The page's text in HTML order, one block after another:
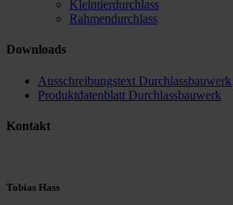
Kleintierdurchlass
Rahmendurchlass
Downloads
Ausschreibungstext Durchlassbauwerk
Produktdatenblatt Durchlassbauwerk
Kontakt
Tobias Hass